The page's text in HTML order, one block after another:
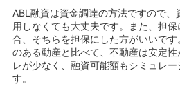
ABL融資は資金調達の方法ですので
用しなくても大丈夫です。また、担
合、そちらを担保にした方がいいで
のある動産と比べて、不動産は安定
レが少なく、融資可能額もシミュレ
す。